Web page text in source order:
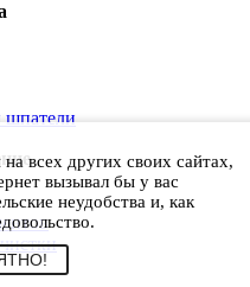
шпатели
всех других своих сайтах,
вызывал бы у вас
неудобства и, как